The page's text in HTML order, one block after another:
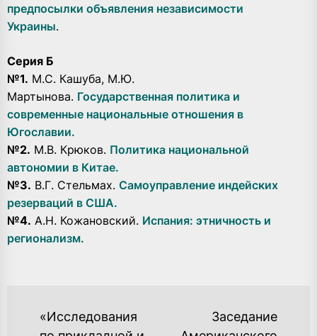
предпосылки объявления независимости
Украины.
Серия Б
№1. М.С. Кашуба, М.Ю.
Мартынова. Государственная политика и
современные национальные отношения в
Югославии.
№2. М.В. Крюков. Политика национальной
автономии в Китае.
№3. В.Г. Стельмах. Самоуправление индейских
резерваций в США.
№4. А.Н. Кожановский. Испания: этничность и
регионализм.
НАВИГАЦИЯ
«Исследования
Заседание